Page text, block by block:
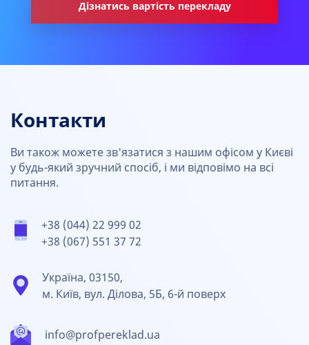
Дізнатись вартість перекладу
Контакти
Ви також можете зв'язатися з нашим офісом у Києві
у будь-який зручний спосіб, і ми відповімо на всі
питання.
+38 (044) 22 999 02
+38 (067) 551 37 72
info@profpereklad.ua
Україна, 03150,
м. Київ, вул. Ділова, 5Б, 6-й поверх